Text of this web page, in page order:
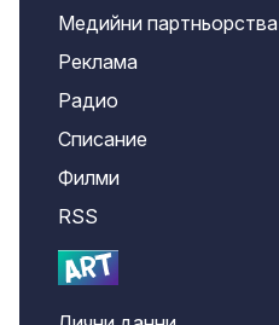
Медийни партньорства
Реклама
Радио
Списание
Филми
RSS